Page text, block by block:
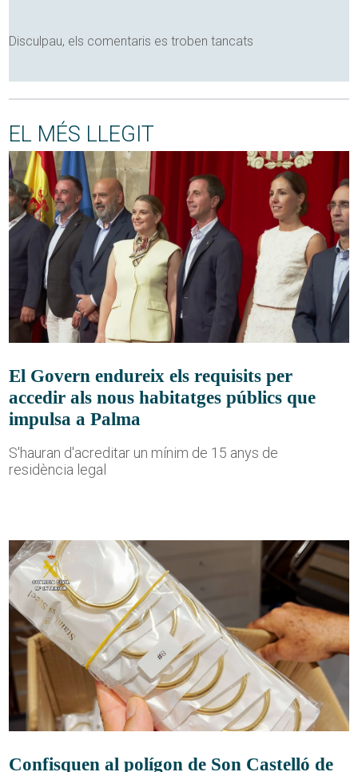
Disculpau, els comentaris es troben tancats
EL MÉS LLEGIT
El Govern endureix els requisits per
accedir als nous habitatges públics que
impulsa a Palma
S'hauran d'acreditar un mínim de 15 anys de
residència legal
Confisquen al polígon de Son Castelló de